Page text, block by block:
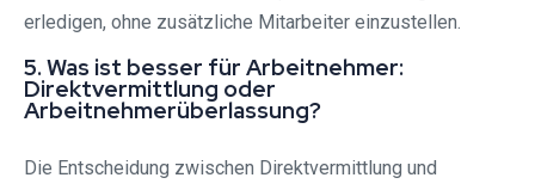
erledigen, ohne zusätzliche Mitarbeiter einzustellen.
5. Was ist besser für Arbeitnehmer:
Direktvermittlung oder
Arbeitnehmerüberlassung?
Die Entscheidung zwischen Direktvermittlung und